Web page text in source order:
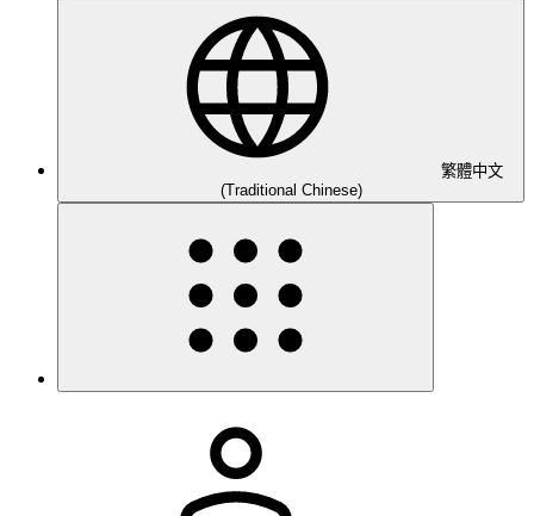
繁體中文
(Traditional Chinese)